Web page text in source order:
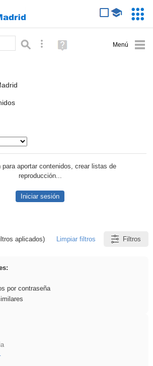
Búsqueda avanzada
Ayuda
(en
para aportar contenidos, crear listas de
reproducción...
Iniciar sesión
flecha
aplicados) Limpiar filtros Filtros
por contraseña